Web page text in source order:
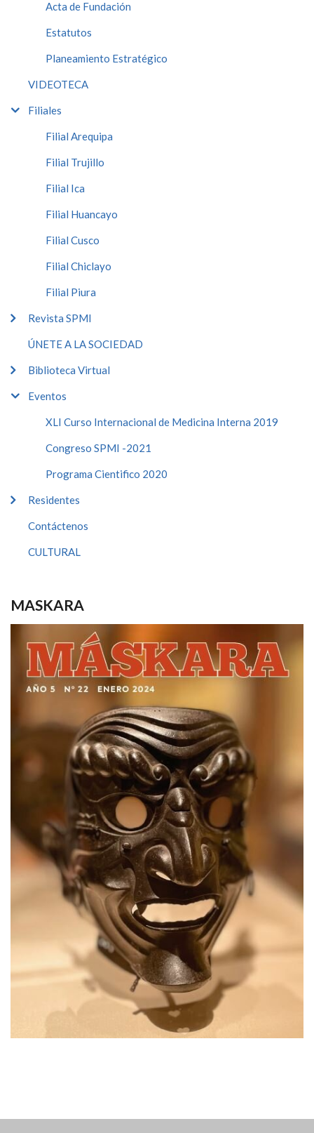
Acta de Fundación
Estatutos
Planeamiento Estratégico
VIDEOTECA
Filiales
Filial Arequipa
Filial Trujillo
Filial Ica
Filial Huancayo
Filial Cusco
Filial Chiclayo
Filial Piura
Revista SPMI
ÚNETE A LA SOCIEDAD
Biblioteca Virtual
Eventos
XLI Curso Internacional de Medicina Interna 2019
Congreso SPMI -2021
Programa Cientifico 2020
Residentes
Contáctenos
CULTURAL
MASKARA